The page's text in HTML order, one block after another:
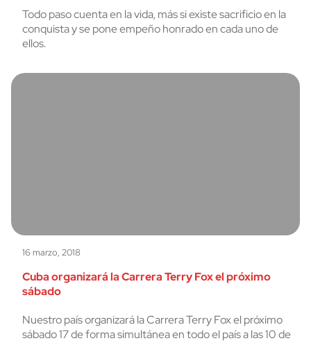
Todo paso cuenta en la vida, más si existe sacrificio en la
conquista y se pone empeño honrado en cada uno de
ellos.
16 marzo, 2018
Cuba organizará la Carrera Terry Fox el próximo
sábado
Nuestro país organizará la Carrera Terry Fox el próximo
sábado 17 de forma simultánea en todo el país a las 10 de